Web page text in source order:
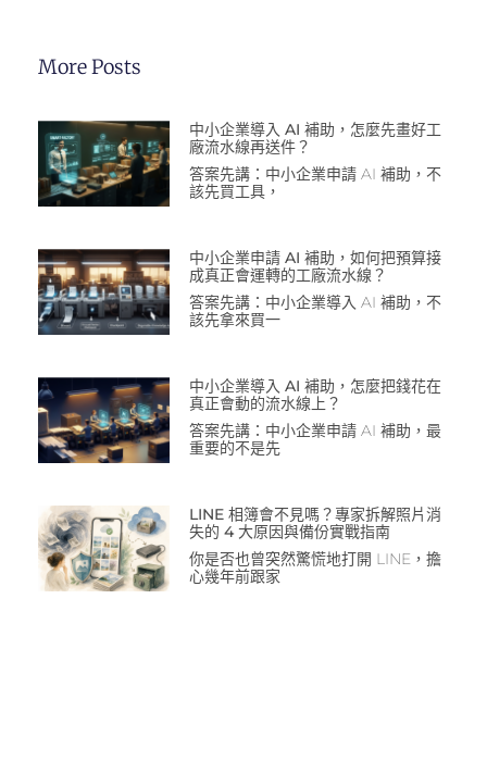
More Posts
中小企業導入 AI 補助，怎麼先畫好工
廠流水線再送件？
答案先講：中小企業申請 AI 補助，不
該先買工具，
中小企業申請 AI 補助，如何把預算接
成真正會運轉的工廠流水線？
答案先講：中小企業導入 AI 補助，不
該先拿來買一
中小企業導入 AI 補助，怎麼把錢花在
真正會動的流水線上？
答案先講：中小企業申請 AI 補助，最
重要的不是先
LINE 相簿會不見嗎？專家拆解照片消
失的 4 大原因與備份實戰指南
你是否也曾突然驚慌地打開 LINE，擔
心幾年前跟家